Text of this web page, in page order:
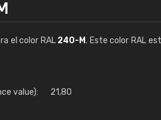
el color RAL 240-M. Este color RAL
value): 21,80